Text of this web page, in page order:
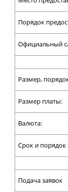
Порядок
Официальный
Размер,
Размер платы:
Валюта:
Срок и порядок
Подача заявок